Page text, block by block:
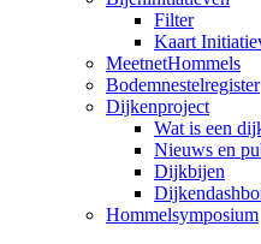
Filter
Kaart
MeetnetHommels
Bodemnestelregister
Dijkenproject
Wat is een
Nieuws en
Dijkbijen
Hommelsymposium